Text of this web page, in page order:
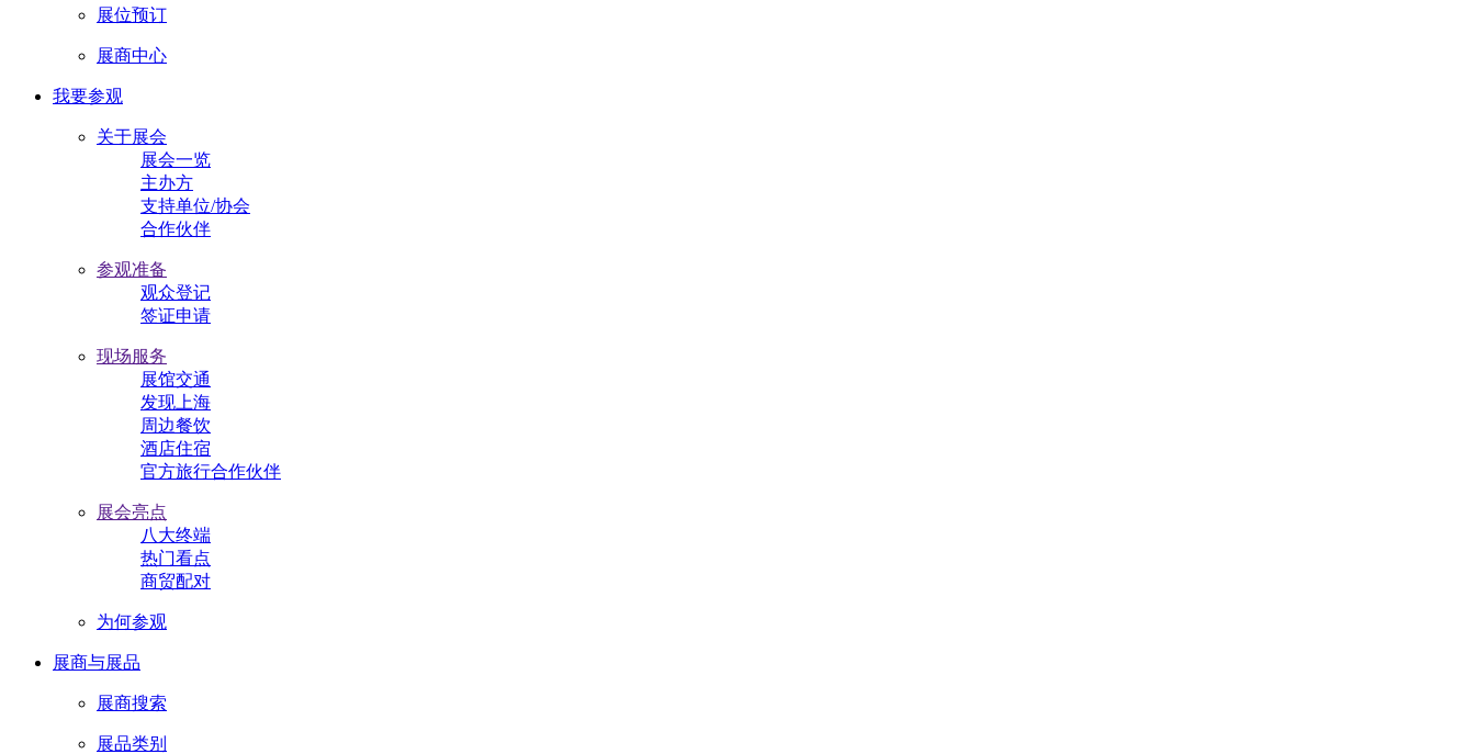
展位预订
展商中心
我要参观
关于展会
展会一览
主办方
支持单位/协会
合作伙伴
参观准备
观众登记
签证申请
现场服务
展馆交通
发现上海
周边餐饮
酒店住宿
官方旅行合作伙伴
展会亮点
八大终端
热门看点
商贸配对
为何参观
展商与展品
展商搜索
展品类别